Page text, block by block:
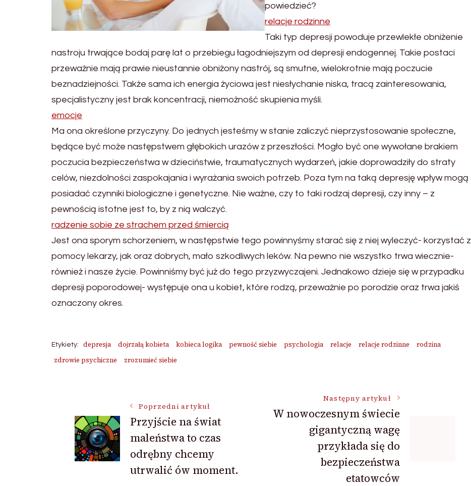
powiedzieć?
relacje rodzinne
Taki typ depresji powoduje przewlekłe obniżenie
nastroju trwające bodaj parę lat o przebiegu łagodniejszym od depresji endogennej. Takie postaci
przeważnie mają prawie nieustannie obniżony nastrój, są smutne, wielokrotnie mają poczucie
beznadziejności. Także sama ich energia życiowa jest niesłychanie niska, tracą zainteresowania,
specjalistyczny jest brak koncentracji, niemożność skupienia myśli.
emocje
Ma ona określone przyczyny. Do jednych jesteśmy w stanie zaliczyć nieprzystosowanie społeczne,
będące być może następstwem głębokich urazów z przeszłości. Mogło być one wywołane brakiem
poczucia bezpieczeństwa w dzieciństwie, traumatycznych wydarzeń, jakie doprowadziły do straty
celów, niezdolności zaspokajania i wyrażania swoich potrzeb. Poza tym na taką depresję wpływ mogą
posiadać czynniki biologiczne i genetyczne. Nie ważne, czy to taki rodzaj depresji, czy inny – z
pewnością istotne jest to, by z nią walczyć.
radzenie sobie ze strachem przed śmiercią
Jest ona sporym schorzeniem, w następstwie tego powinnyśmy starać się z niej wyleczyć- korzystać z
pomocy lekarzy, jak oraz dobrych, mało szkodliwych leków. Na pewno nie wszystko trwa wiecznie-
również i nasze życie. Powinniśmy być już do tego przyzwyczajeni. Jednakowo dzieje się w przypadku
depresji poporodowej- występuje ona u kobiet, które rodzą, przeważnie po porodzie oraz trwa jakiś
oznaczony okres.
Etykiety: depresja dojrzałą kobieta kobieca logika pewność siebie psychologia relacje relacje rodzinne
rodzina
zdrowie psychiczne
zrozumieć siebie
Nawigacja
wpisu
Poprzedni artykuł
Przyjście na świat
maleństwa to czas
odrębny chcemy
utrwalić ów moment.
Następny artykuł
W nowoczesnym świecie
gigantyczną wagę
przykłada się do
bezpieczeństwa
etatowców